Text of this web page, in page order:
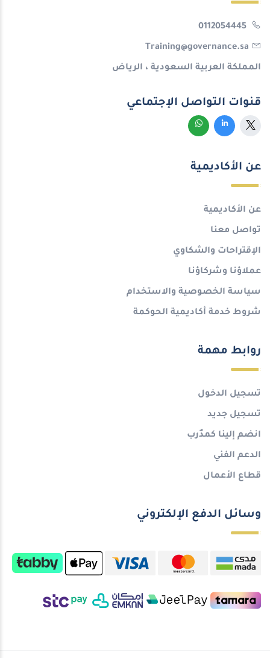
Training@governance.sa
المملكة العربية السعودية ، الرياض
قنوات التواصل الإجتماعي
عن الأكاديمية
عن الأكاديمية
تواصل معنا
الإقتراحات والشكاوي
عملاؤنا وشركاؤنا
سياسة الخصوصية والاستخدام
شروط خدمة أكاديمية الحوكمة
روابط مهمة
تسجيل الدخول
تسجيل جديد
انضم إلينا كمدٌرب
الدعم الفني
قطاع الأعمال
وسائل الدفع الإلكتروني